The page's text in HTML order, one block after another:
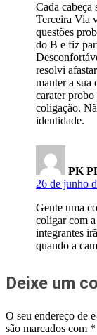
Cada cabeça
Terceira Via
questões
do B e fiz
resolvi
manter a sua
carater
coligação.
identidade.
PK
26 de junho
Gente uma
coligar com
integrantes
quando a
Deixe um
O seu endereço de
são marcados com *